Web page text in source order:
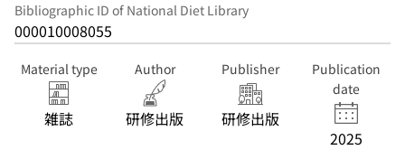
Bibliographic ID of National Diet Library
000010008055
Material type
雑誌
Author
研修出版
Publisher
研修出版
Publication
date
2025